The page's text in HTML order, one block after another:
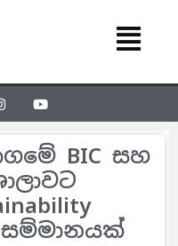
BIC සහ
සම්මානයක්